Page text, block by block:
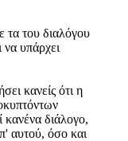
τα του διαλόγου
υπάρχει
κανείς ότι η
κανένα διάλογο,
αυτού, όσο και